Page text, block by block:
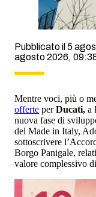
Pubblicato il 5
agosto 2026,
Mentre voci, più o
offerte perDucati, a
nuova fase di
del Made in Italy,
sottoscrivere
Borgo Panigale,
valore complessivo